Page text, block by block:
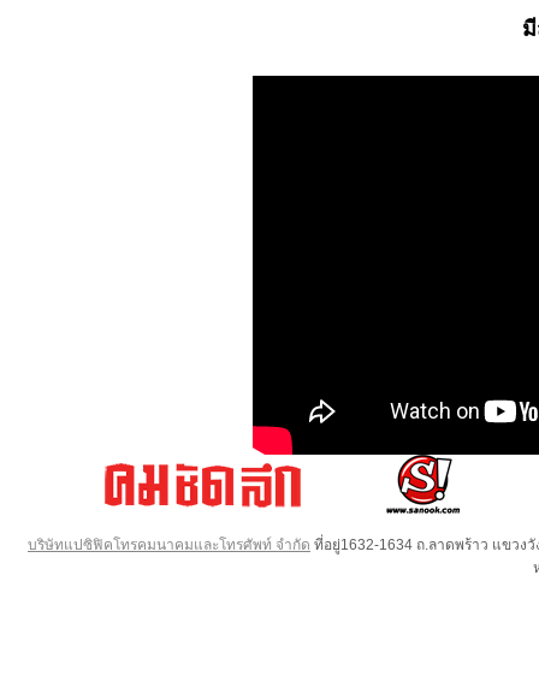
บริษัทแปซิฟิคโทรคมนาคมและโทรศัพท์ จำกัด ที่อยู่1632-1634 ถ.ลาดพร้าว แขวง